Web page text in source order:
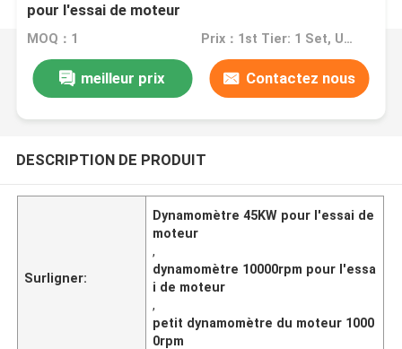
pour l'essai de moteur
MOQ：1 Prix：1st Tier: 1 Set, Unit Price USD 3.00 2nd Tier: 2-5 Sets, Unit Price USD 2.00 3rd Tier: Over 5 Sets, Unit Price USD 1.00
meilleur prix Contactez nous
DESCRIPTION DE PRODUIT
Surligner:
Dynamomètre 45KW pour l'essai de
moteur
,
dynamomètre 10000rpm pour l'essa
i de moteur
,
petit dynamomètre du moteur 1000
0rpm